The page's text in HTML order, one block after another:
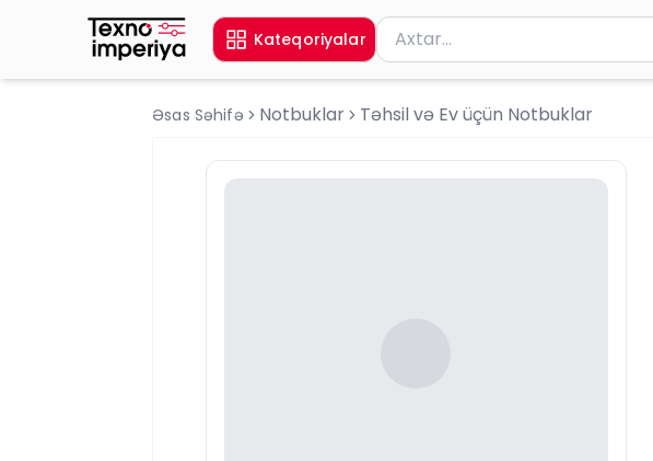
Kateqoriyalar Məhsul axtar
Axtarış üçün ən azı 2 simvol
Əsas Səhifə Notbuklar Təhsil və Ev üçün Notbuklar